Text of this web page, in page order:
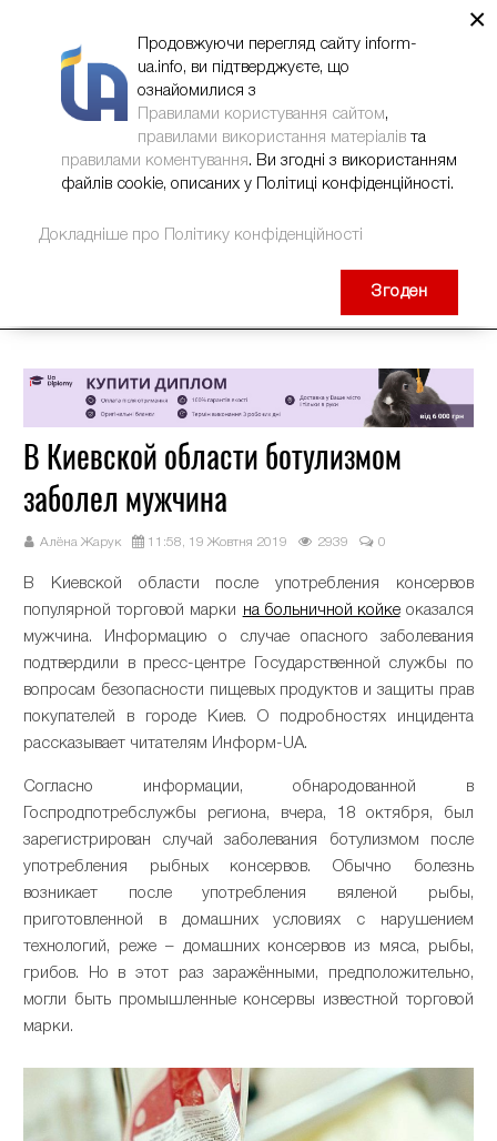
В Киевской области ботулизмом
заболел мужчина
Алёна Жарук 11:58, 19 Жовтня 2019 2939 0
В Киевской области после употребления консервов
популярной торговой марки на больничной койкеоказался
мужчина. Информацию о случае опасного заболевания
подтвердили в пресс-центре Государственной службы по
вопросам безопасности пищевых продуктов и защиты прав
покупателей в городе Киев. О подробностях инцидента
рассказывает читателям Информ-UA.
Согласно информации, обнародованной в
Госпродпотребслужбы региона, вчера, 18 октября, был
зарегистрирован случай заболевания ботулизмом после
употребления рыбных консервов. Обычно болезнь
возникает после употребления вяленой рыбы,
приготовленной в домашних условиях с нарушением
технологий, реже – домашних консервов из мяса, рыбы,
грибов. Но в этот раз заражёнными, предположительно,
могли быть промышленные консервы известной торговой
марки.
×
Продовжуючи перегляд сайту inform-
ua.info, ви підтверджуєте, що
ознайомилися з
Правилами користування сайтом,
правилами використання матеріалів та
правилами коментування. Ви згодні з використанням
файлів cookie, описаних у Політиці конфіденційності.
Докладніше про Політику конфіденційності
Згоден